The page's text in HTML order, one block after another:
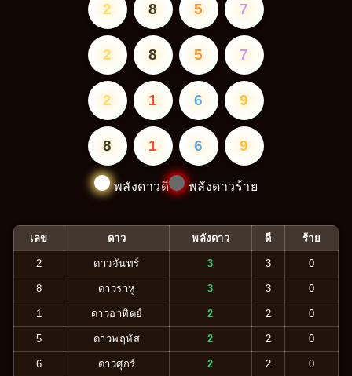
2 8 5 7
2 8 5 7
2 1 6 9
8 1 6 9
พลังดาวดี พลังดาวร้าย
เลข ดาว พลังดาว ดี ร้าย
2 ดาวจันทร์ 3 3 0
8 ดาวราหู 3 3 0
1 ดาวอาทิตย์ 2 2 0
5 ดาวพฤหัส 2 2 0
6 ดาวศุกร์ 2 2 0